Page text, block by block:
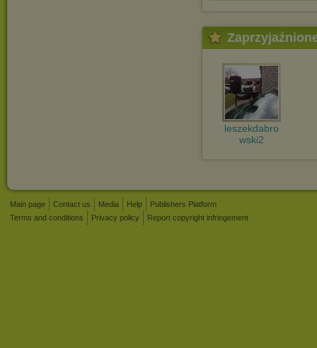
leszekdabro
wski2
Main page Contact us Media Help
Publishers Platform
Terms and conditions
Privacy policy Report copyright infringement